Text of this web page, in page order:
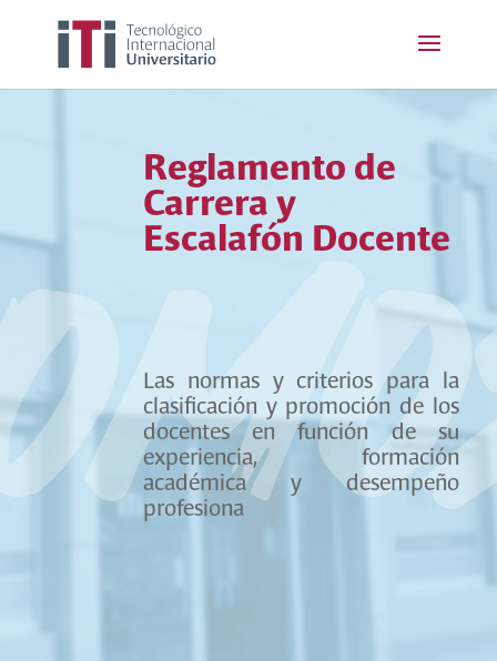
Reglamento de
Carrera y
Escalafón Docente
Las normas y criterios para la
clasificación y promoción de los
docentes en función de su
experiencia, formación
académica y desempeño
profesiona